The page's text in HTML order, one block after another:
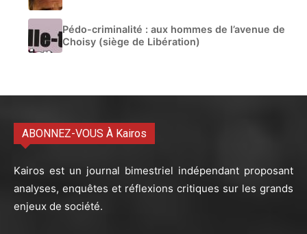
Pédo-criminalité : aux hommes de l’avenue de
Choisy (siège de Libération)
ABONNEZ-VOUS À Kairos
Kairos est un journal bimestriel indépendant proposant
analyses, enquêtes et réflexions critiques sur les grands
enjeux de société.